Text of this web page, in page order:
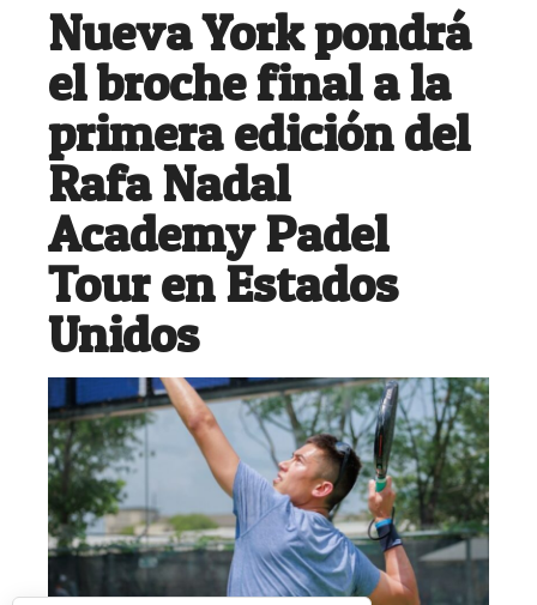
Nueva York pondrá
el broche final a la
primera edición del
Rafa Nadal
Academy Padel
Tour en Estados
Unidos